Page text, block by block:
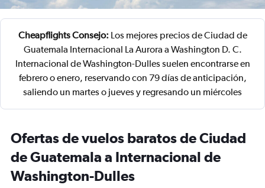
Cheapflights Consejo: Los mejores precios de Ciudad de
Guatemala Internacional La Aurora a Washington D. C.
Internacional de Washington-Dulles suelen encontrarse en
febrero o enero, reservando con 79 días de anticipación,
saliendo un martes o jueves y regresando un miércoles
Ofertas de vuelos baratos de Ciudad
de Guatemala a Internacional de
Washington-Dulles